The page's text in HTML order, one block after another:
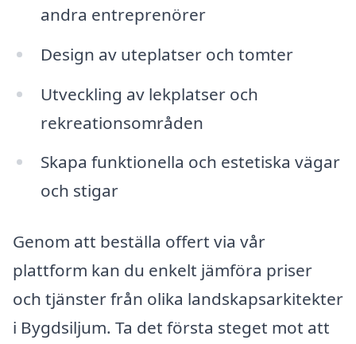
andra entreprenörer
Design av uteplatser och tomter
Utveckling av lekplatser och
rekreationsområden
Skapa funktionella och estetiska vägar
och stigar
Genom att beställa offert via vår
plattform kan du enkelt jämföra priser
och tjänster från olika landskapsarkitekter
i Bygdsiljum. Ta det första steget mot att